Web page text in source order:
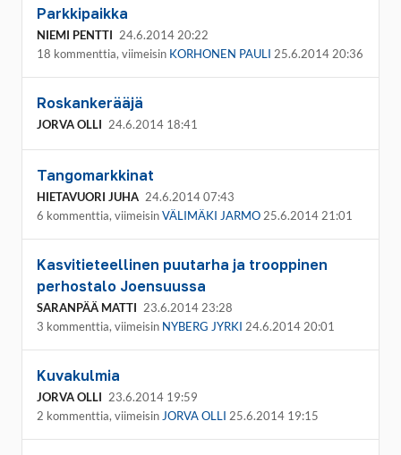
Parkkipaikka
NIEMI PENTTI 24.6.2014 20:22
18 kommenttia, viimeisin KORHONEN PAULI 25.6.2014 20:36
Roskankerääjä
JORVA OLLI 24.6.2014 18:41
Tangomarkkinat
HIETAVUORI JUHA 24.6.2014 07:43
6 kommenttia, viimeisinVÄLIMÄKI JARMO 25.6.2014 21:01
Kasvitieteellinen puutarha ja trooppinen
perhostalo Joensuussa
SARANPÄÄ MATTI 23.6.2014 23:28
3 kommenttia, viimeisin NYBERG JYRKI 24.6.2014 20:01
Kuvakulmia
JORVA OLLI 23.6.2014 19:59
2 kommenttia, viimeisin JORVA OLLI 25.6.2014 19:15